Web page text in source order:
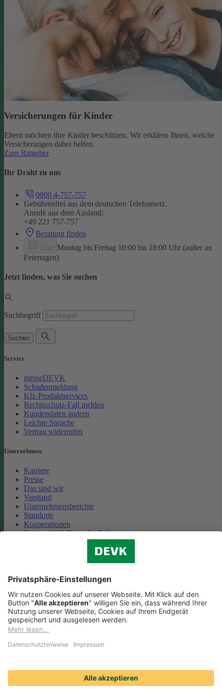
Versicherungen für Kinder
Eltern möchten ihre Kinder beschützen. Wir erklären Ihnen, welche
Versicherungen dabei helfen.
Zum Ratgeber
Ihr Draht zu uns
0800 4-757-757
Gebührenfrei aus dem deutschen Telefonnetz.
Anrufe aus dem Ausland:
+49 221 757-757
Beratung finden
Montag bis Freitag 10:00 bis 18:00 Uhr (außer an
Feiertagen)
Jetzt finden, was Sie suchen
Suchbegriff
Suchen
Service
meineDEVK
Schadenmeldung
Kfz-Produktservices
Rechtsschutz-Fall melden
Kundendaten ändern
Leichte Sprache
Vertrag widerrufen
Unternehmen
Karriere
Presse
Das sind wir
Vorstand
Unternehmensberichte
Standorte
Kooperationen
Partnerschaft Deutsche Bahn
Cookie-Einstellungen
Datenschutz
Impressum
Streitbeilegung
Nutzungshinweise
Compliance